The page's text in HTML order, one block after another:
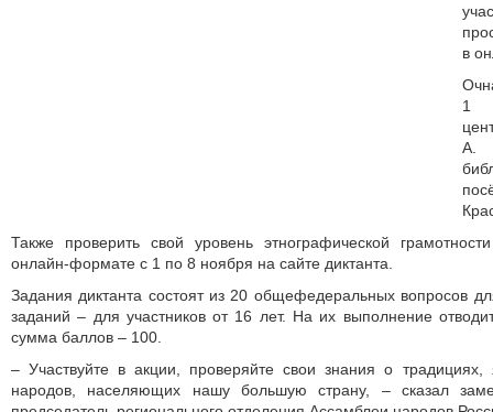
в
1
А.
Также проверить свой уровень этнографической
онлайн-формате с 1 по 8 ноября на сайте диктанта.
Задания диктанта состоят из 20 общефедеральных вопросов
заданий – для участников от 16 лет. На их выполнение
сумма баллов – 100.
– Участвуйте в акции, проверяйте свои знания о традициях,
народов, населяющих нашу большую страну, – сказал